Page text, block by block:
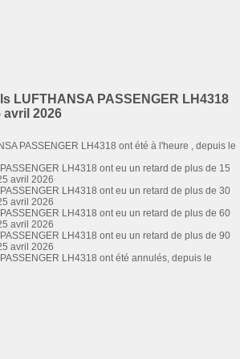
LUFTHANSA PASSENGER LH4318
avril 2026
PASSENGER LH4318 ont été à l'heure , depuis le
LH4318 ont eu un retard de plus de 15
avril 2026
LH4318 ont eu un retard de plus de 30
avril 2026
LH4318 ont eu un retard de plus de 60
avril 2026
LH4318 ont eu un retard de plus de 90
avril 2026
LH4318 ont été annulés, depuis le